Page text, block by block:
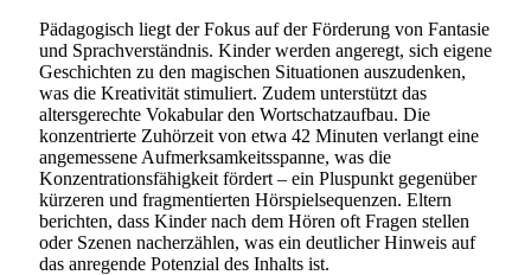
Pädagogisch liegt der Fokus auf der Förderung von Fantasie
und Sprachverständnis. Kinder werden angeregt, sich eigene
Geschichten zu den magischen Situationen auszudenken,
was die Kreativität stimuliert. Zudem unterstützt das
altersgerechte Vokabular den Wortschatzaufbau. Die
konzentrierte Zuhörzeit von etwa 42 Minuten verlangt eine
angemessene Aufmerksamkeitsspanne, was die
Konzentrationsfähigkeit fördert – ein Pluspunkt gegenüber
kürzeren und fragmentierten Hörspielsequenzen. Eltern
berichten, dass Kinder nach dem Hören oft Fragen stellen
oder Szenen nacherzählen, was ein deutlicher Hinweis auf
das anregende Potenzial des Inhalts ist.